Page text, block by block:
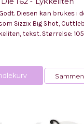
Diesen kan brukes i
Sizzix Big Shot,
tekst. Størrelse: